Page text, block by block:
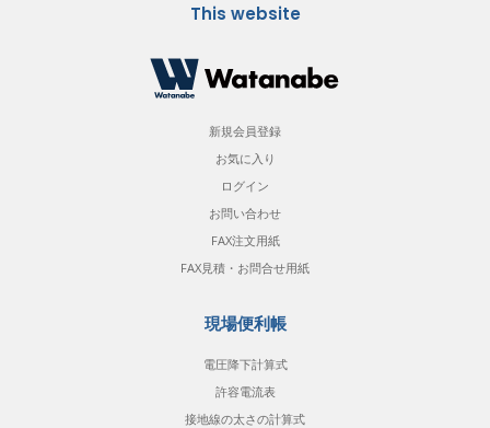
This website
新規会員登録
お気に入り
ログイン
お問い合わせ
FAX注文用紙
FAX見積・お問合せ用紙
現場便利帳
電圧降下計算式
許容電流表
接地線の太さの計算式